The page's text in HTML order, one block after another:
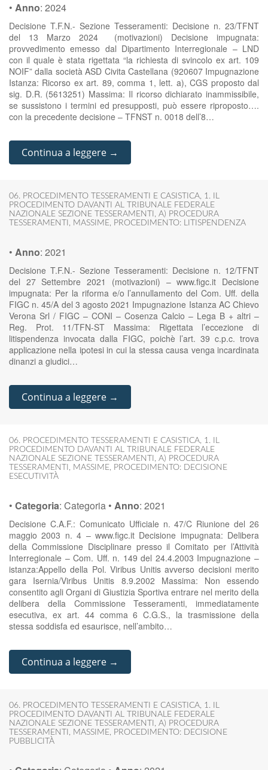
• Anno: 2024
Decisione T.F.N.- Sezione Tesseramenti: Decisione n. 23/TFNT
del 13 Marzo 2024 (motivazioni) Decisione impugnata:
provvedimento emesso dal Dipartimento Interregionale – LND
con il quale è stata rigettata “la richiesta di svincolo ex art. 109
NOIF” dalla società ASD Civita Castellana (920607 Impugnazione
Istanza: Ricorso ex art. 89, comma 1, lett. a), CGS proposto dal
sig. D.R. (5613251) Massima: Il ricorso dichiarato inammissibile,
se sussistono i termini ed presupposti, può essere riproposto….
con la precedente decisione – TFNST n. 0018 dell’8…
Continua a leggere →
06. PROCEDIMENTO TESSERAMENTI E CASISTICA, 1. IL
PROCEDIMENTO DAVANTI AL TRIBUNALE FEDERALE
NAZIONALE SEZIONE TESSERAMENTI , A) PROCEDURA
TESSERAMENTI , MASSIME, PROCEDIMENTO: LITISPENDENZA
• Anno: 2021
Decisione T.F.N.- Sezione Tesseramenti: Decisione n. 12/TFNT
del 27 Settembre 2021 (motivazioni) – www.figc.it Decisione
impugnata: Per la riforma e/o l’annullamento del Com. Uff. della
FIGC n. 45/A del 3 agosto 2021 Impugnazione Istanza AC Chievo
Verona Srl / FIGC – CONI – Cosenza Calcio – Lega B + altri –
Reg. Prot. 11/TFN-ST Massima: Rigettata l’eccezione di
litispendenza invocata dalla FIGC, poichè l’art. 39 c.p.c. trova
applicazione nella ipotesi in cui la stessa causa venga incardinata
dinanzi a giudici…
Continua a leggere →
06. PROCEDIMENTO TESSERAMENTI E CASISTICA, 1. IL
PROCEDIMENTO DAVANTI AL TRIBUNALE FEDERALE
NAZIONALE SEZIONE TESSERAMENTI , A) PROCEDURA
TESSERAMENTI , MASSIME, PROCEDIMENTO: DECISIONE
ESECUTIVITÀ
• Categoria: Categoria • Anno: 2021
Decisione C.A.F.: Comunicato Ufficiale n. 47/C Riunione del 26
maggio 2003 n. 4 – www.figc.it Decisione impugnata: Delibera
della Commissione Disciplinare presso il Comitato per l’Attività
Interregionale – Com. Uff. n. 149 del 24.4.2003 Impugnazione –
istanza:Appello della Pol. Viribus Unitis avverso decisioni merito
gara Isernia/Viribus Unitis 8.9.2002 Massima: Non essendo
consentito agli Organi di Giustizia Sportiva entrare nel merito della
delibera della Commissione Tesseramenti, immediatamente
esecutiva, ex art. 44 comma 6 C.G.S., la trasmissione della
stessa soddisfa ed esaurisce, nell’ambito…
Continua a leggere →
06. PROCEDIMENTO TESSERAMENTI E CASISTICA, 1. IL
PROCEDIMENTO DAVANTI AL TRIBUNALE FEDERALE
NAZIONALE SEZIONE TESSERAMENTI , A) PROCEDURA
TESSERAMENTI , MASSIME, PROCEDIMENTO: DECISIONE
PUBBLICITÀ